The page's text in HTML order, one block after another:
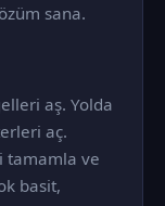
sana.
aş. Yolda
aç.
tamamla ve
basit,